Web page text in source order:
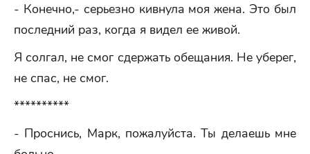
- Конечно,- серьезно кивнула моя жена. Это был
последний раз, когда я видел ее живой.
Я солгал, не смог сдержать обещания. Не уберег,
не спас, не смог.
**********
- Проснись, Марк, пожалуйста. Ты делаешь мне